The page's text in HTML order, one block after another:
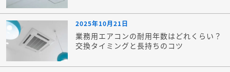
2025年10月21日
業務用エアコンの耐用年数はどれくらい？
交換タイミングと長持ちのコツ